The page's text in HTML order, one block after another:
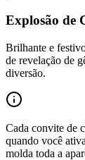
Explosão de
Brilhante e
de revelação de
diversão.
Cada convite de
quando você
molda toda a